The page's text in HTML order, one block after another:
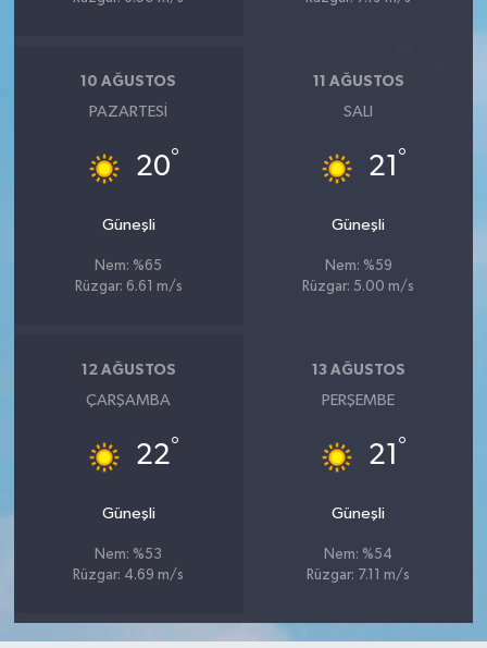
10 AĞUSTOS
PAZARTESI
20°
Güneşli
Nem: %65
Rüzgar: 6.61 m/s
11 AĞUSTOS
SALI
21 °
Güneşli
Nem: %59
Rüzgar: 5.00 m/s
12 AĞUSTOS
ÇARŞAMBA
22°
Güneşli
Nem: %53
Rüzgar: 4.69 m/s
13 AĞUSTOS
PERŞEMBE
21 °
Güneşli
Nem: %54
Rüzgar: 7.11 m/s